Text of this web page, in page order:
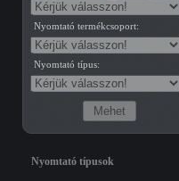
Nyomtató termékcsoport:
Nyomtató típus:
Nyomtató típusok